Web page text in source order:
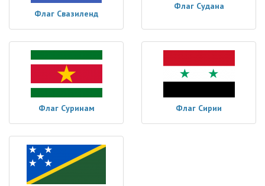
Флаг Свазиленд
Флаг Судана
Флаг Суринам Флаг Сирии